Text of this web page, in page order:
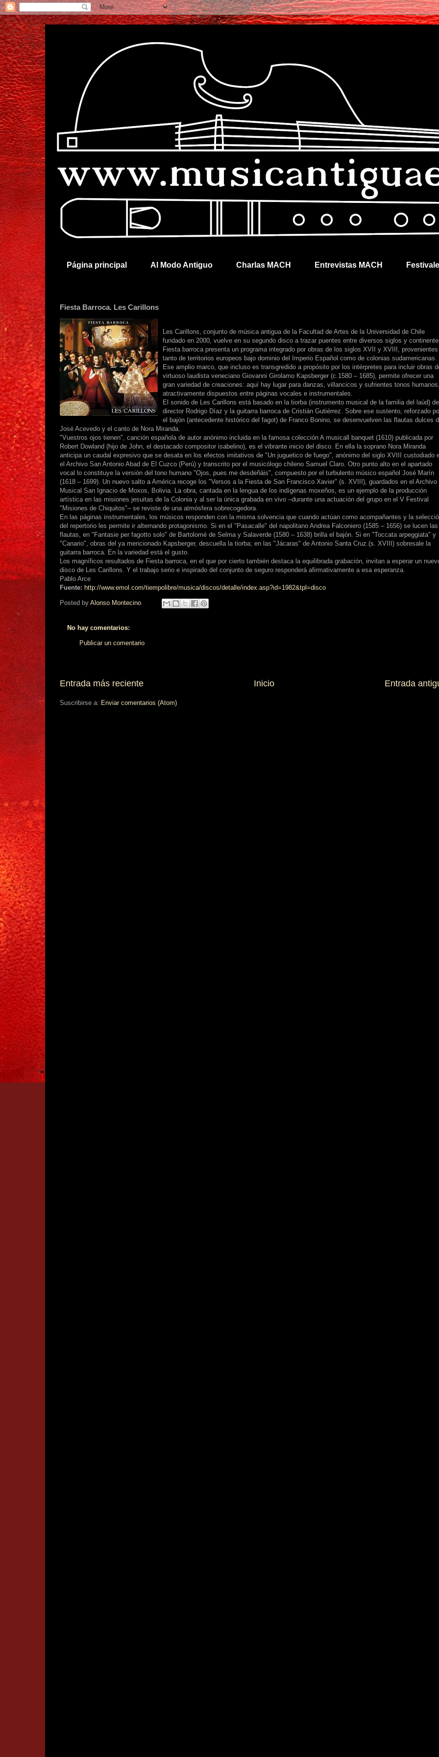
Página principal Al Modo Antiguo Charlas MACH Entrevistas MACH
Fiesta Barroca. Les Carillons
Les Carillons, conjunto de música antigua de la Facultad de Artes de la Universidad de Chile
fundado en 2000, vuelve en su segundo disco a trazar puentes entre diversos siglos y
Fiesta barroca presenta un programa integrado por obras de los siglos XVII y XVIII, provenientes
tanto de territorios europeos bajo dominio del Imperio Español como de colonias sudamericanas.
Ese amplio marco, que incluso es transgredido a propósito por los intérpretes para incluir obras
virtuoso laudista veneciano Giovanni Girolamo Kapsberger (c.1580 – 1685), permite ofrecer una
gran variedad de creaciones: aquí hay lugar para danzas, villancicos y sufrientes tonos
atractivamente dispuestos entre páginas vocales e instrumentales.
El sonido de Les Carillons está basado en la tiorba (instrumento musical de la familia del laúd)
director Rodrigo Díaz y la guitarra barroca de Cristián Gutiérrez. Sobre ese sustento, reforzado
el bajón (antecedente histórico del fagot) de Franco Bonino, se desenvuelven las flautas dulces
José Acevedo y el canto de Nora Miranda.
"Vuestros ojos tienen", canción española de autor anónimo incluida en la famosa colección A musicall banquet (1610) publicada por
Robert Dowland (hijo de John, el destacado compositor isabelino), es el vibrante inicio del disco. En ella la soprano Nora Miranda
anticipa un caudal expresivo que se desata en los efectos imitativos de "Un juguetico de fuego", anónimo del siglo XVIII custodiado
el Archivo San Antonio Abad de El Cuzco (Perú) y transcrito por el musicólogo chileno Samuel Claro. Otro punto alto en el apartado
vocal lo constituye la versión del tono humano "Ojos, pues me desdeñáis", compuesto por el turbulento músico español José Marín
(1618 – 1699). Un nuevo salto a América recoge los "Versos a la Fiesta de San Francisco Xavier" (s. XVIII), guardados en el Archivo
Musical San Ignacio de Moxos, Bolivia. La obra, cantada en la lengua de los indígenas moxeños, es un ejemplo de la producción
artística en las misiones jesuitas de la Colonia y al ser la única grabada en vivo –durante una actuación del grupo en el V Festival
"Misiones de Chiquitos"– se reviste de una atmósfera sobrecogedora.
En las páginas instrumentales, los músicos responden con la misma solvencia que cuando actúan como acompañantes y la
del repertorio les permite ir alternando protagonismo. Si en el "Pasacalle" del napolitano Andrea Falconiero (1585 – 1656) se lucen las
flautas, en "Fantasie per fagotto solo" de Bartolomé de Selma y Salaverde (1580 – 1638) brilla el bajón. Si en "Toccata arpeggiata" y
"Canario", obras del ya mencionado Kapsberger, descuella la tiorba; en las "Jácaras" de Antonio Santa Cruz (s. XVIII) sobresale la
guitarra barroca. En la variedad está el gusto.
Los magníficos resultados de Fiesta barroca, en el que por cierto también destaca la equilibrada grabación, invitan a esperar un
disco de Les Carillons. Y el trabajo serio e inspirado del conjunto de seguro responderá afirmativamente a esa esperanza.
Pablo Arce
Fuente: http://www.emol.com/tiempolibre/musica/discos/detalle/index.asp?id=1982&tpl=disco
Posted by Alonso Montecino
No hay comentarios:
Publicar un comentario
Entrada más reciente Entrada
Inicio
Suscribirse a: Enviar comentarios (Atom)